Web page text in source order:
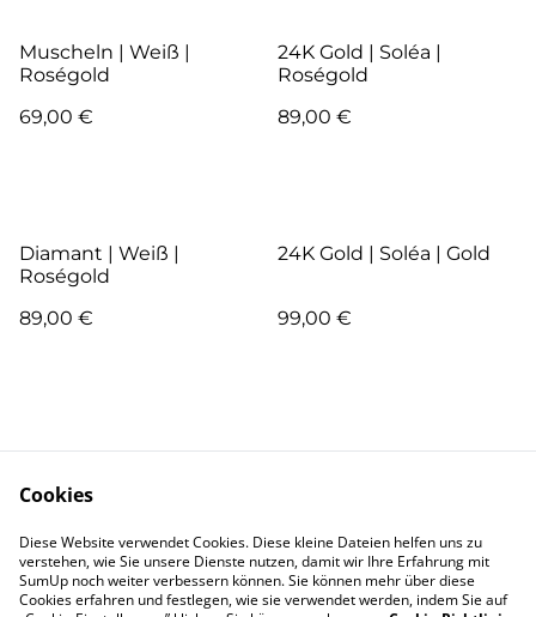
Muscheln | Weiß |
Roségold
69,00 €
24K Gold | Soléa |
Roségold
89,00 €
Diamant | Weiß |
Roségold
89,00 €
24K Gold | Soléa | Gold
99,00 €
Kontakt
Pflege
AGB
Versand & Lieferung
Cookies
Diese Website verwendet Cookies. Diese kleine Dateien helfen uns zu
verstehen, wie Sie unsere Dienste nutzen, damit wir Ihre Erfahrung mit
SumUp noch weiter verbessern können. Sie können mehr über diese
Cookies erfahren und festlegen, wie sie verwendet werden, indem Sie auf